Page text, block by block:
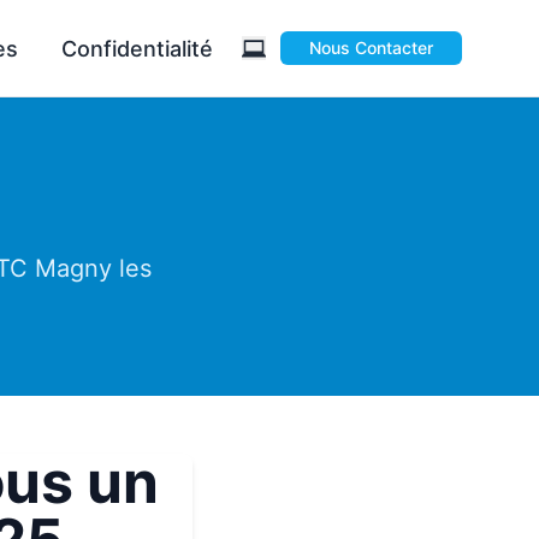
Confidentialité Nous Contacter
Magny les
un